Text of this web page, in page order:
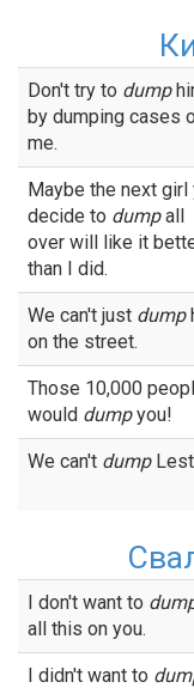
Don't try to dump
by dumping cases
me.
Maybe the next girl
decide to dumpall
over will like it
than I did.
We can't just dump
on the street.
Those 10,000
would dumpyou!
We can't dump
I don't want to
all this on you.
I didn't want to